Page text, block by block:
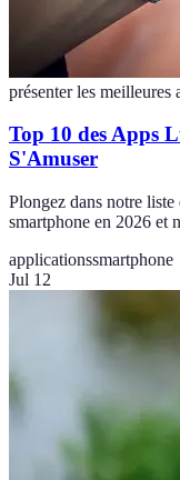
présenter les meilleures
Top 10 des Apps
S'Amuser
Plongez dans notre liste
smartphone en 2026 et
applicationssmartphone
Jul 12